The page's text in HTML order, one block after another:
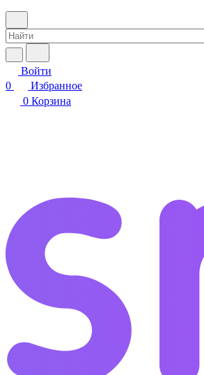
Войти
0
Избранное
0 Корзина